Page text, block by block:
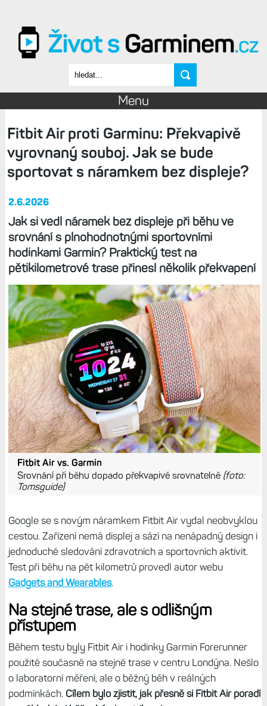
Vyhledávání
Menu
Fitbit Air proti Garminu: Překvapivě
vyrovnaný souboj. Jak se bude
sportovat s náramkem bez displeje?
2.6.2026
Jak si vedl náramek bez displeje při běhu ve
srovnání s plnohodnotnými sportovními
hodinkami Garmin? Praktický test na
pětikilometrové trase přinesl několik překvapení
Fitbit Air vs. Garmin
Srovnání při běhu dopado překvapivě srovnatelně (foto:
Tomsguide)
Google se s novým náramkem Fitbit Air vydal neobvyklou
cestou. Zařízení nemá displej a sází na nenápadný design i
jednoduché sledování zdravotních a sportovních aktivit.
Test při běhu na pět kilometrů provedl autor webu
Gadgets and Wearables.
Na stejné trase, ale s odlišným
přístupem
Během testu byly Fitbit Air i hodinky Garmin Forerunner
použité současně na stejné trase v centru Londýna. Nešlo
o laboratorní měření, ale o běžný běh v reálných
podmínkách. Cílem bylo zjistit, jak přesně si Fitbit Air poradí